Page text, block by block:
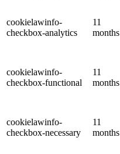
cookielawinfo-
checkbox-analytics
11
months
cookielawinfo-
checkbox-functional
11
months
cookielawinfo-
checkbox-necessary
11
months